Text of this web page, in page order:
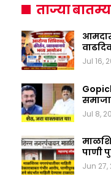
ताज्या
Jul 16,
Jul 8,
पाणी
Jun 27,